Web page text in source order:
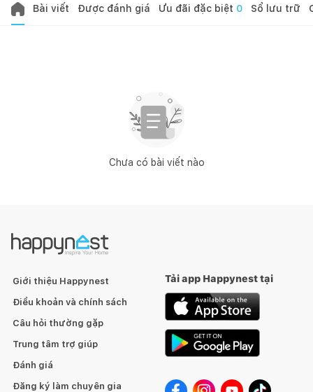
Bài viết Được đánh giá Ưu đãi đặc biệt 0 Sổ lưu trữ
Chưa có bài viết nào
Giới thiệu Happynest
Điều khoản và chính sách
Câu hỏi thường gặp
Trung tâm trợ giúp
Đánh giá
Đăng ký làm chuyên gia
Tải app Happynest tại